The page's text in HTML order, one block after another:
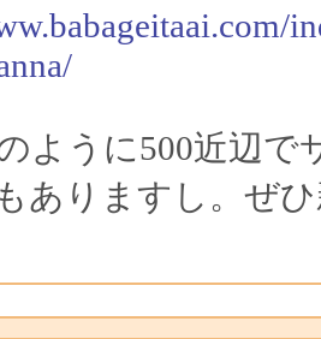
ように500近辺
ありますし。ぜ